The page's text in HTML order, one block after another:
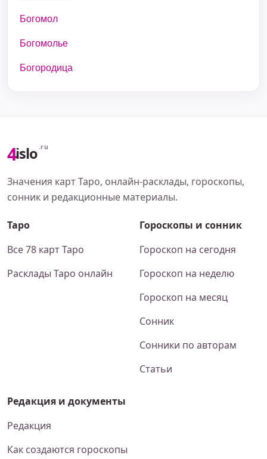
Богомол
Богомолье
Богородица
4islo .ru
Значения карт Таро, онлайн-расклады, гороскопы,
сонник и редакционные материалы.
Таро
Все 78 карт Таро
Расклады Таро онлайн
Гороскопы и сонник
Гороскоп на сегодня
Гороскоп на неделю
Гороскоп на месяц
Сонник
Сонники по авторам
Статьи
Редакция и документы
Редакция
Как создаются гороскопы